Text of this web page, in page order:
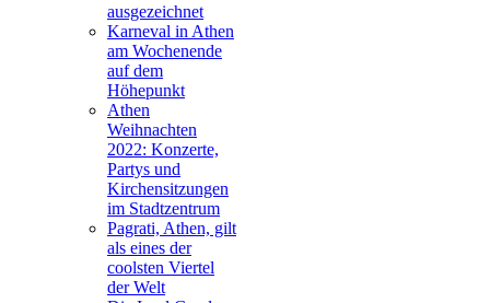
ausgezeichnet
Karneval in Athen
am Wochenende
auf dem
Höhepunkt
Athen
Weihnachten
2022: Konzerte,
Partys und
Kirchensitzungen
im Stadtzentrum
Pagrati, Athen, gilt
als eines der
coolsten Viertel
der Welt